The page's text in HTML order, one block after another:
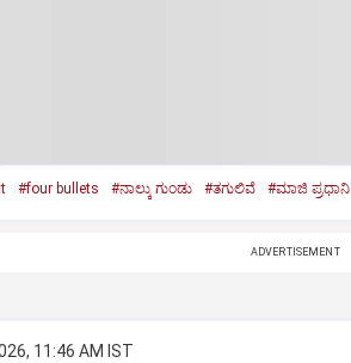
#four bullets #ನಾಲ್ಕು ಗುಂಡು #ತಗುಲಿವೆ #ಮಾಜಿ ಪ್ರಧಾನಿ
ADVERTISEMENT
11:46 AM IST